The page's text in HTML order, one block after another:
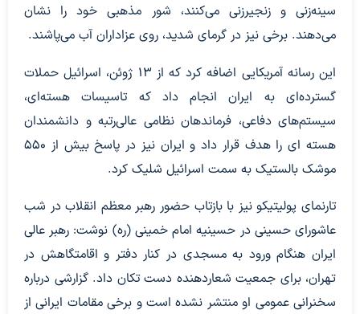
سینه‌زنی و زنجیرزنی می‌کنند، شور مذهبی خود را نشان
می‌دهند. برخی نیز در گرمای شدید، روی عزاداران آب می‌پاشند.
این رسانه آمریکایی اضافه کرد که از ۱۳ ژوئن، اسرائیل حملات
گسترده‌ای به ایران انجام داد که تاسیسات هسته‌ای،
سیستم‌های دفاعی، فرماندهان نظامی عالی‌رتبه و دانشمندان
هسته ای را هدف قرار داد و ایران نیز در پاسخ بیش از ۵۵۰
موشک بالستیک به سمت اسرائیل شلیک کرد.
تارنمای پولیتیکو نیز با بازتاب حضور رهبر معظم انقلاب در شب
عاشورای حسینی در حسینیه امام خمینی (ره) نوشت: رهبر عالی
ایران هنگام ورود به مسجدی در کنار دفتر و اقامتگاهش در
تهران، برای جمعیت شعاردهنده دست تکان داد. گزارشی درباره
سخنرانی عمومی او منتشر نشده است و برخی مقامات ایرانی از